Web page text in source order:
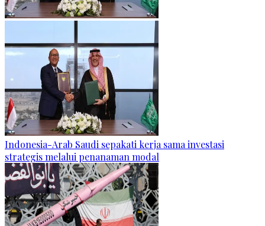
Indonesia-Arab Saudi sepakati kerja sama investasi
strategis melalui penanaman modal